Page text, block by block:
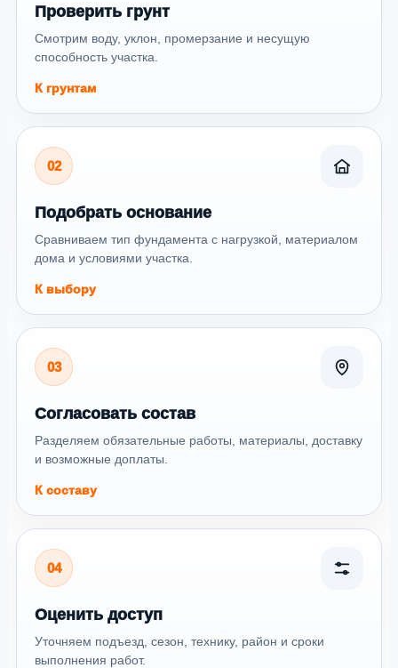
Проверить грунт
Смотрим воду, уклон, промерзание и несущую
способность участка.
К грунтам
02
Подобрать основание
Сравниваем тип фундамента с нагрузкой, материалом
дома и условиями участка.
К выбору
03
Согласовать состав
Разделяем обязательные работы, материалы, доставку
и возможные доплаты.
К составу
04
Оценить доступ
Уточняем подъезд, сезон, технику, район и сроки
выполнения работ.